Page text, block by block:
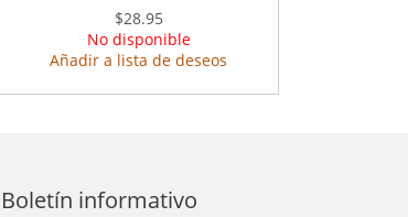
$28.95
No disponible
Añadir a lista de deseos
Boletín informativo